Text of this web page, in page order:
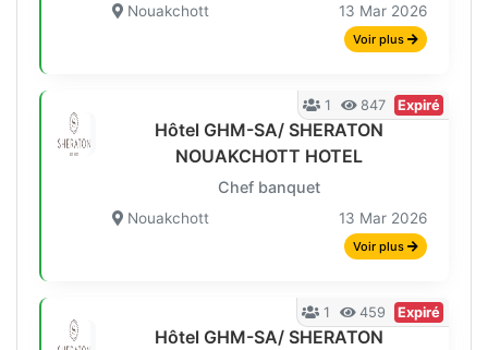
Nouakchott 13 Mar 2026
Voir plus
Hôtel GHM-SA/ SHERATON
NOUAKCHOTT HOTEL
Chef banquet
Nouakchott 13 Mar 2026
1 847 Expiré
Voir plus
Hôtel GHM-SA/ SHERATON
1 459 Expiré